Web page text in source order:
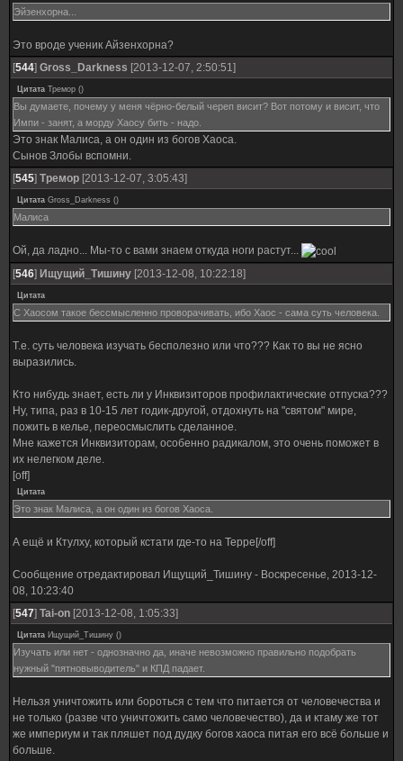
Эйзенхорна...
Это вроде ученик Айзенхорна?
[544] Gross_Darkness [2013-12-07, 2:50:51]
Цитата Тремор ()
Вы думаете, почему у меня чёрно-белый череп висит? Вот потому и висит, что
Импи - занят, а морду Хаосу бить - надо.
Это знак Малиса, а он один из богов Хаоса.
Сынов Злобы вспомни.
[545] Тремор [2013-12-07, 3:05:43]
Цитата Gross_Darkness ()
Малиса
Ой, да ладно... Мы-то с вами знаем откуда ноги растут...
[546] Ищущий_Тишину [2013-12-08, 10:22:18]
Цитата
С Хаосом такое бессмысленно проворачивать, ибо Хаос - сама суть человека.
Т.е. суть человека изучать бесполезно или что??? Как то вы не ясно
выразились.
Кто нибудь знает, есть ли у Инквизиторов профилактические отпуска???
Ну, типа, раз в 10-15 лет годик-другой, отдохнуть на "святом" мире,
пожить в келье, переосмыслить сделанное.
Мне кажется Инквизиторам, особенно радикалом, это очень поможет в
их нелегком деле.
[off]
Цитата
Это знак Малиса, а он один из богов Хаоса.
А ещё и Ктулху, который кстати где-то на Терре[/off]
Сообщение отредактировал Ищущий_Тишину - Воскресенье, 2013-12-
08, 10:23:40
[547] Tai-on [2013-12-08, 1:05:33]
Цитата Ищущий_Тишину ()
Изучать или нет - однозначно да, иначе невозможно правильно подобрать
нужный "пятновыводитель" и КПД падает.
Нельзя уничтожить или бороться с тем что питается от человечества и
не только (разве что уничтожить само человечество), да и ктаму же тот
же империум и так пляшет под дудку богов хаоса питая его всё больше и
больше.